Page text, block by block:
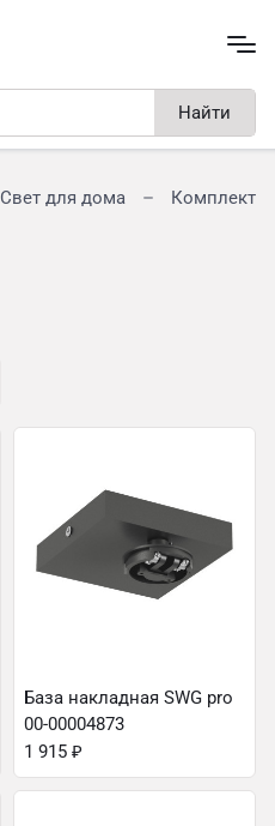
Найти
Свет для дома
База накладная SWG pro
00-00004873
1 915 ₽